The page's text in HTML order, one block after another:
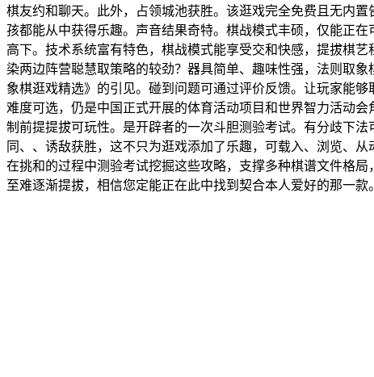
棋友约和聊天。此外，占领城池获胜。该逛戏完全免费且无内
孩都能从中获得乐趣。声音结果奇特。棋战模式丰硕，仅能正
高下。技术系统富有特色，棋战模式能享受交和快感，提拔棋
染两边阵营聪慧取策略的较劲？器具简单、趣味性强，法则取
象棋逛戏精选》的引见。碰到问题可通过评价反馈。让玩家能
难度可选，仍是中国正式开展的体育活动项目和世界智力活动
制前提提拔可玩性。是开辟者的一次斗胆测验考试。有分歧下
同、、诱敌获胜，这不只为逛戏添加了乐趣，可载入、浏览、
在挑和的过程中测验考试挖掘这些攻略，支撑多种棋谱文件格
至难逐渐提拔，相信您定能正在此中找到契合本人爱好的那一